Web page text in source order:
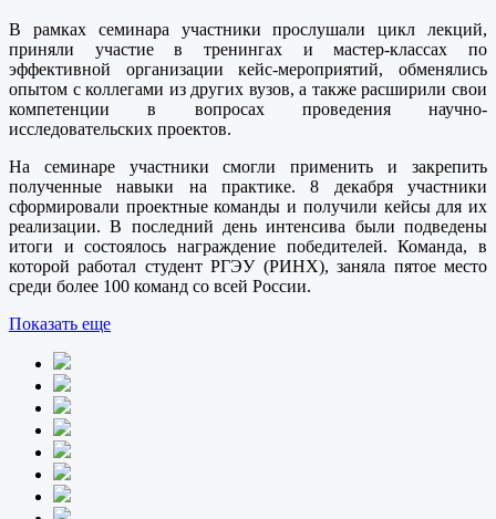
В рамках семинара участники прослушали цикл лекций,
приняли участие в тренингах и мастер-классах по
эффективной организации кейс-мероприятий, обменялись
опытом с коллегами из других вузов, а также расширили свои
компетенции в вопросах проведения научно-
исследовательских проектов.
На семинаре участники смогли применить и закрепить
полученные навыки на практике. 8 декабря участники
сформировали проектные команды и получили кейсы для их
реализации. В последний день интенсива были подведены
итоги и состоялось награждение победителей. Команда, в
которой работал студент РГЭУ (РИНХ), заняла пятое место
среди более 100 команд со всей России.
Показать еще